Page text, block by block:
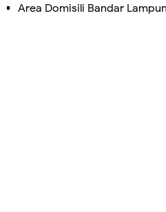
Area Domisili Bandar